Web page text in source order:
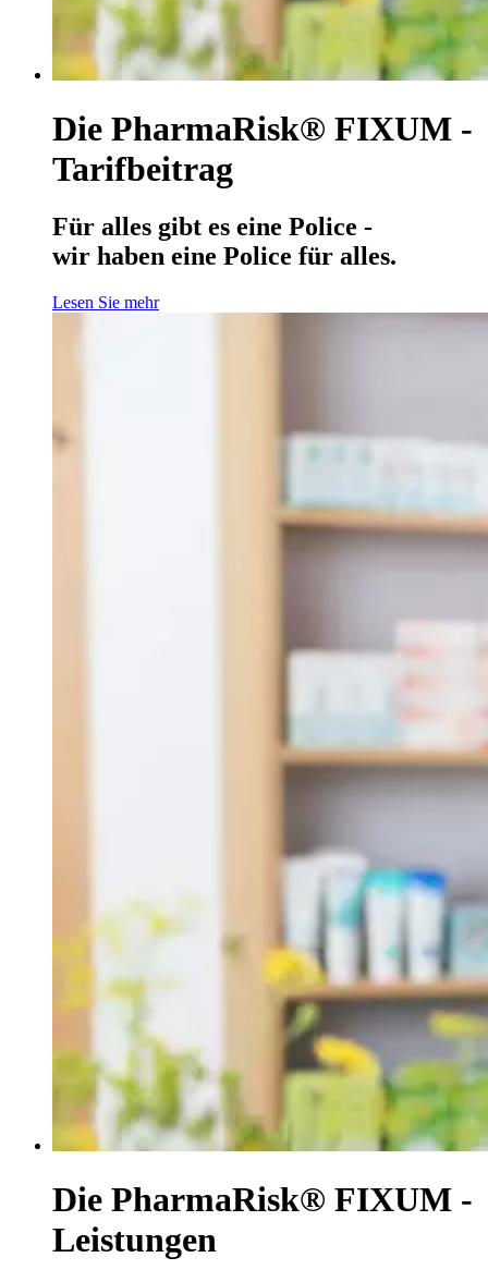
Die PharmaRisk® FIXUM -
Tarifbeitrag
Für alles gibt es eine Police -
wir haben eine Police für alles.
Lesen Sie mehr
Die PharmaRisk® FIXUM -
Leistungen